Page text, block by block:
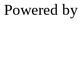
Powered by